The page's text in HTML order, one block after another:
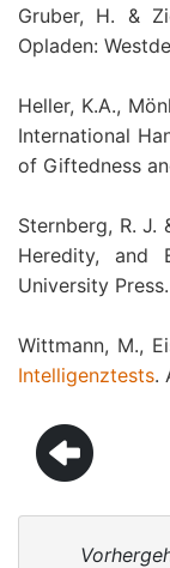
Gruber, H. &
Opladen:
Heller, K.A.,
International
of Giftedness
Sternberg, R. J.
Heredity, and
University Press.
Wittmann, M.,
Intelligenztests.